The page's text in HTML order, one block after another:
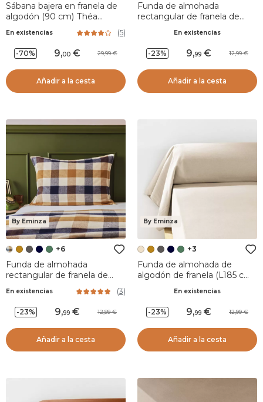
Sábana bajera en franela de
algodón (90 cm) Théa
En existencias (5)
-70% 9,00 29,99
Añadir a la cesta
Funda de almohada
rectangular de franela de
Azul nocheEn existencias
-23% 9,99 12,99
Añadir a la cesta
By Eminza
+6
Funda de almohada
rectangular de franela de
cuadros Multicolor
En existencias (3)
-23% 9,99 12,99
Añadir a la cesta
By Eminza
+3
Funda de almohada de
algodón de franela (L185 cm)
En existencias
-23% 9,99 12,99
Añadir a la cesta